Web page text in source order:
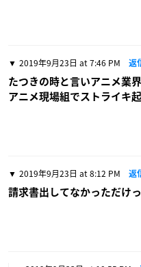
2019年9月23日 at 7:46 PM 返
たつきの時と言いアニメ業
アニメ現場組でストライキ
2019年9月23日 at 8:12 PM 返
請求書出してなかっただけ